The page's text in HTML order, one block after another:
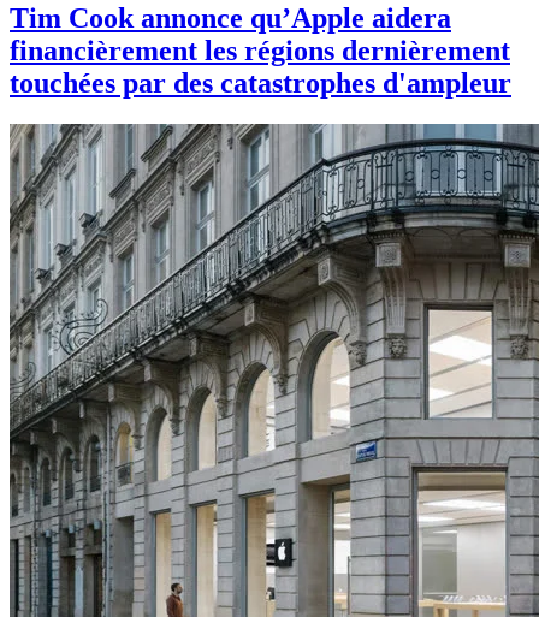
Tim Cook annonce qu’Apple aidera
financièrement les régions dernièrement
touchées par des catastrophes d'ampleur